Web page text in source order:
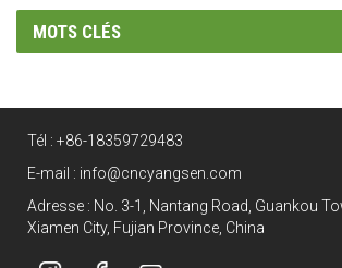
MOTS CLÉS
Tél : +86-18359729483
E-mail : info@cncyangsen.com
Adresse : No. 3-1, Nantang Road, Guankou
Xiamen City, Fujian Province, China